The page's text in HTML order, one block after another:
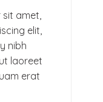
amet,
elit,
nibh
laoreet
erat